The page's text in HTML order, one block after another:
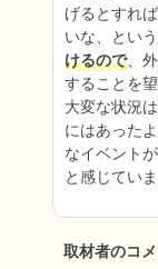
げるとすれ
いな、という
けるので、
することを
大変な状況
にはあった
なイベント
と感じていま
取材者のコ